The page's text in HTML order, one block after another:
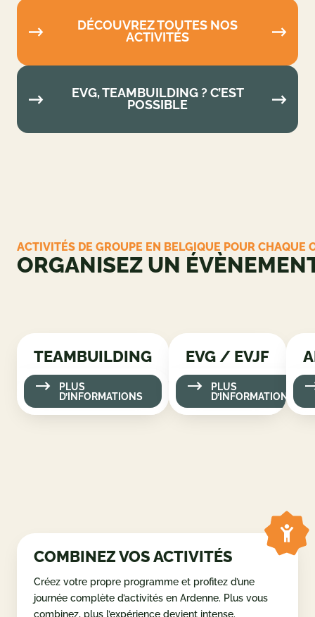
DÉCOUVREZ TOUTES NOS
ACTIVITÉS
EVG, TEAMBUILDING ? C’EST
POSSIBLE
ACTIVITÉS DE GROUPE EN BELGIQUE POUR
CHAQUE OCCASION
ORGANISEZ UN